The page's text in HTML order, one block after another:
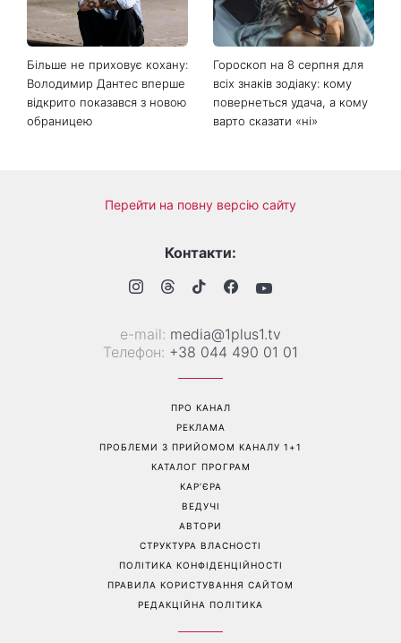
охолодити квартиру в
спеку
України вдарять зливи з
градом
Більше не приховує кохану:
Володимир Дантес вперше
відкрито показався з новою
Гороскоп на 8 серпня для
всіх знаків зодіаку: кому
повернеться удача, а кому
варто сказати «ні»